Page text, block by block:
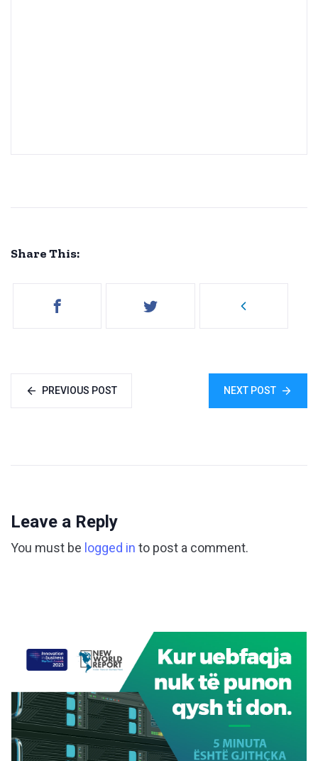
Share This:
PREVIOUS POST NEXT POST
Leave a Reply
You must be logged in to post a comment.